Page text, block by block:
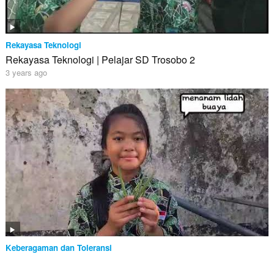
Rekayasa Teknologi
Rekayasa Teknologi | Pelajar SD Trosobo 2
3 years ago
Keberagaman dan Toleransi